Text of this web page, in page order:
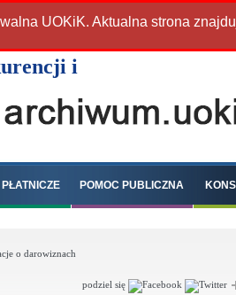
UOKiK. Aktualna strona
POMOC PUBLICZNA
o darowiznach
podziel się